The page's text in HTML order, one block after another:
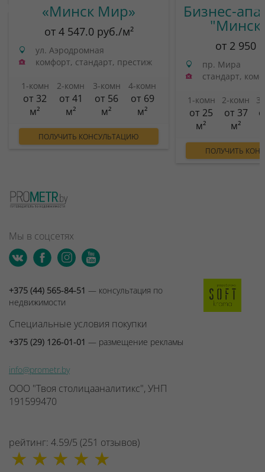
«Минск Мир»
от 4 547.0 руб./м²
ул. Аэродромная
комфорт, стандарт, престиж
1-комн
от 32
м²
2-комн
от 41
м²
3-комн
от 56
м²
4-комн
от 69
м²
ПОЛУЧИТЬ КОНСУЛЬТАЦИЮ
Бизнес-
от 2 950
пр. Мира
стандарт,
1-комн
от 25
м²
2-комн
от 37
м²
ПОЛУЧИТЬ
Мы в соцсетях
+375 (44) 565-84-51 — консультация по
недвижимости
Специальные условия покупки
+375 (29) 126-01-01 — размещение рекламы
info@prometr.by
ООО "Твоя столицааналитикс", УНП
191599470
рейтинг: 4.59/5 (251 отзывов)